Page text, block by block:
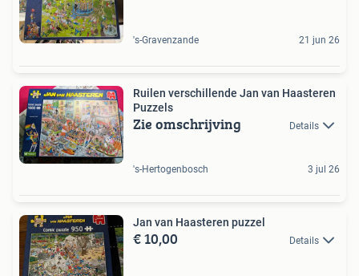
's-Gravenzande 21 jun 26
Ruilen verschillende Jan van Haasteren
Puzzels
Zie omschrijving Details
's-Hertogenbosch 3 jul 26
Jan van Haasteren puzzel
€ 10,00 Details